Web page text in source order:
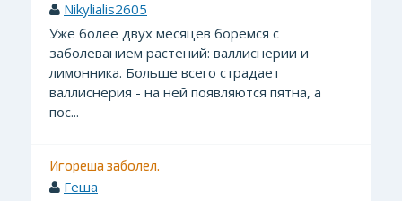
Nikylialis2605
Уже более двух месяцев боремся с
заболеванием растений: валлиснерии и
лимонника. Больше всего страдает
валлиснерия - на ней появляются пятна, а
пос...
Игореша заболел.
Геша